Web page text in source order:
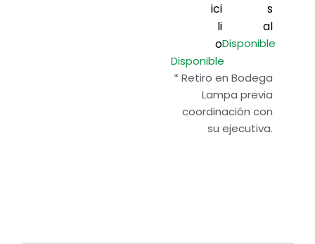
ici
li
o
Disponible
s
al
Disponible
* Retiro en Bodega
Lampa previa
coordinación con
su ejecutiva.